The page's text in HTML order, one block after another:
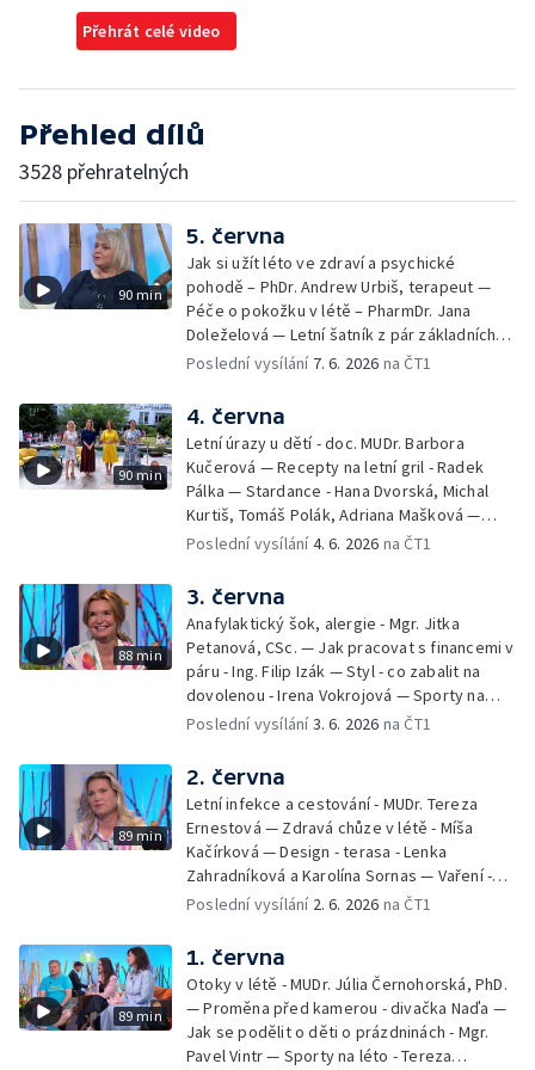
Přehrát celé video
Přehled dílů
3528 přehratelných
90 min
5. června
Jak si užít léto ve zdraví a psychické
pohodě – PhDr. Andrew Urbiš, terapeut —
Péče o pokožku v létě – PharmDr. Jana
Doleželová — Letní šatník z pár základních
kousků – Luděk Šmehlík, stylista —
slavnosti – Jiří Krhut, hudebník — Vaření:
letní párty s přáteli – Pavla Pavelková —
Festival v ulicích – Petra Hradilová — Muzejní
noc
Poslední vysílání 7. 6. 2026 na ČT1
90 min
4. června
Letní úrazy u dětí - doc. MUDr. Barbora
Kučerová — Recepty na letní gril - Radek
Pálka — Stardance - Hana Dvorská, Michal
Kurtiš, Tomáš Polák, Adriana Mašková —
Debbie — Dětský čin roku — Zooterapie -
Jírová — Patrik Eliáš — Sladké recepty na
léto - Míša Sedláčková
Poslední vysílání4. 6. 2026 na ČT1
88 min
3. června
Anafylaktický šok, alergie - Mgr. Jitka
Petanová, CSc. — Jak pracovat s financemi v
páru - Ing. Filip Izák — Styl - co zabalit na
dovolenou - Irena Vokrojová — Sporty na
léto - paddleboard — Alžběta Jungrová —
Heřmánková, Zdeněk Žák, Josef Vrána
Poslední vysílání3. 6. 2026 na ČT1
89 min
2. června
Letní infekce a cestování - MUDr. Tereza
Ernestová — Zdravá chůze v létě - Míša
Kačírková — Design - terasa - Lenka
Zahradníková a Karolína Sornas — Vaření -
jahody - Simona Machurová — Letní sporty -
— Batohy do školy i na prázdniny - Mirka
Belhová — Pramen - Ivan Ostrochovský
Poslední vysílání 2. 6. 2026 na ČT1
89 min
1. června
Otoky v létě - MUDr. Júlia Černohorská, PhD.
— Proměna před kamerou - divačka Naďa —
Jak se podělit o děti o prázdninách - Mgr.
Pavel Vintr — Sporty na léto - Tereza